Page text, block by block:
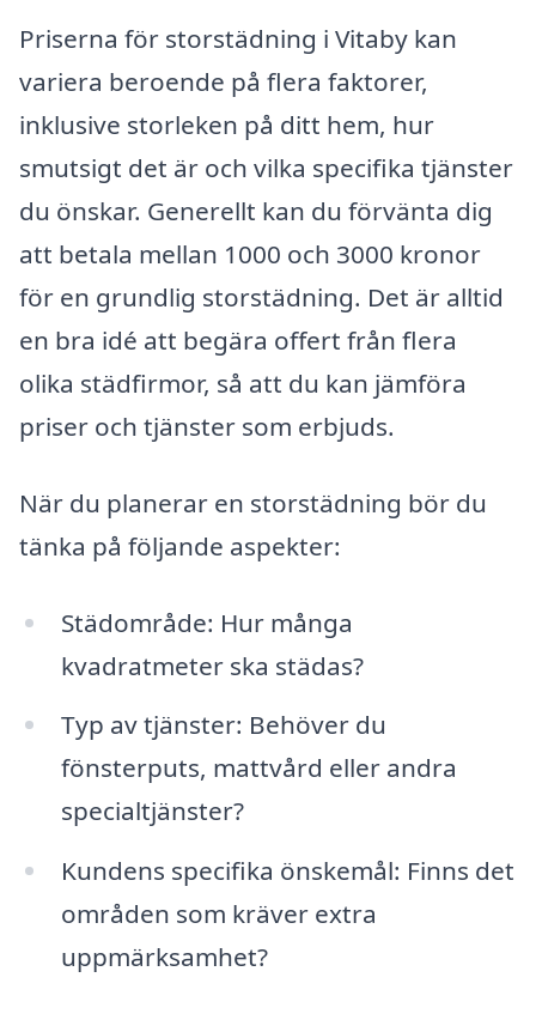
Priserna för storstädning i Vitaby kan
variera beroende på flera faktorer,
inklusive storleken på ditt hem, hur
smutsigt det är och vilka specifika tjänster
du önskar. Generellt kan du förvänta dig
att betala mellan 1000 och 3000 kronor
för en grundlig storstädning. Det är alltid
en bra idé att begära offert från flera
olika städfirmor, så att du kan jämföra
priser och tjänster som erbjuds.
När du planerar en storstädning bör du
tänka på följande aspekter:
Städområde: Hur många
kvadratmeter ska städas?
Typ av tjänster: Behöver du
fönsterputs, mattvård eller andra
specialtjänster?
Kundens specifika önskemål: Finns det
områden som kräver extra
uppmärksamhet?